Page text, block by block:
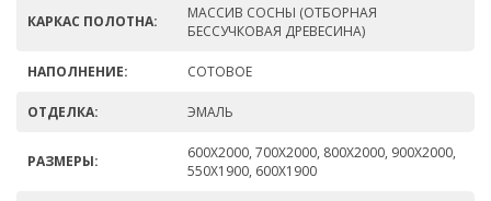
КАРКАС ПОЛОТНА:
МАССИВ СОСНЫ (ОТБОРНАЯ
БЕССУЧКОВАЯ ДРЕВЕСИНА)
НАПОЛНЕНИЕ: СОТОВОЕ
ОТДЕЛКА: ЭМАЛЬ
РАЗМЕРЫ:
600Х2000, 700Х2000, 800Х2000, 900Х2000,
550Х1900, 600Х1900